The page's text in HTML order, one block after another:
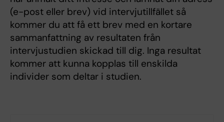
(e-post eller brev) vid intervjutillfället så
kommer du att få ett brev med en kortare
sammanfattning av resultaten från
intervjustudien skickad till dig. Inga resultat
kommer att kunna kopplas till enskilda
individer som deltar i studien.